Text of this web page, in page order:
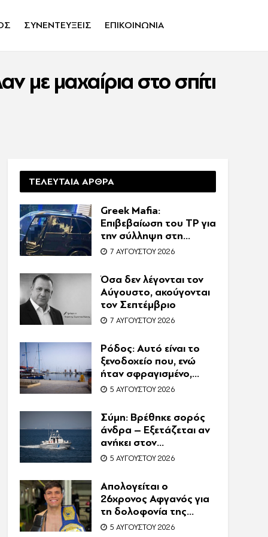
ΣΥΝΕΝΤΕΥΞΕΙΣ ΕΠΙΚΟΙΝΩΝΙΑ
με μαχαίρια στο σπίτι
ΤΕΛΕΥΤΑΙΑ ΑΡΘΡΑ
Greek Mafia:
Επιβεβαίωση τoυ ΤP για
την σύλληψη στη
Γερμανία – Ένας ακόμη
τον θάνατο του
Ζαμπούνη
7 ΑΥΓΟΎΣΤΟΥ 2026
Όσα δεν λέγονται τον
Αύγουστο, ακούγονται
τον Σεπτέμβριο
7 ΑΥΓΟΎΣΤΟΥ 2026
Ρόδος: Αυτό είναι το
ξενοδοχείο που, ενώ
ήταν σφραγισμένο,
λειτουργούσε κανονικά
Συνελήφθη η
συνιδιοκτήτρια
5 ΑΥΓΟΎΣΤΟΥ 2026
Σύμη: Βρέθηκε σορός
άνδρα – Εξετάζεται αν
ανήκει στον
αγνοούμενο Γερμανό
5 ΑΥΓΟΎΣΤΟΥ 2026
Απολογείται ο
26χρονος Αφγανός για
τη δολοφονία της
Βρετανίδας στην
5 ΑΥΓΟΎΣΤΟΥ 2026